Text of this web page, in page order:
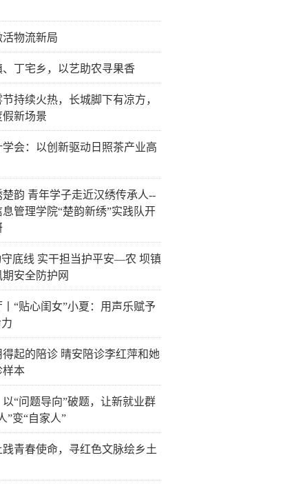
物流新局
、丁宅乡，以艺助农寻果香
持续火热，长城脚下有凉方，
新场景
学会：以创新驱动日照茶产业高
韵 青年学子走近汉绣传承人--
管理学院“楚韵新绣”实践队开
守底线 实干担当护平安—农 坝镇
安全防护网
“贴心闺女”小夏：用声乐赋予
起的陪诊 晴安陪诊李红萍和她
样本
以“问题导向”破题，让新就业群
”变“自家人”
践青春使命，寻红色文脉绘乡土